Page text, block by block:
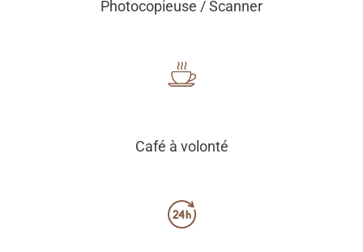
Photocopieuse / Scanner
Café à volonté